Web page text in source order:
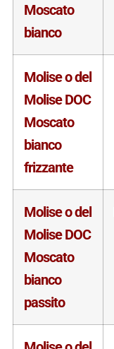
Moscato
bianco
Molise o del
Molise DOC
Moscato
bianco
frizzante
Molise o del
Molise DOC
Moscato
bianco
passito